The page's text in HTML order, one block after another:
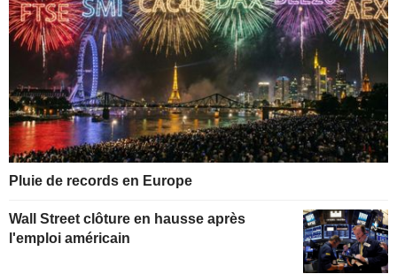
Pluie de records en Europe
Wall Street clôture en hausse après
l'emploi américain